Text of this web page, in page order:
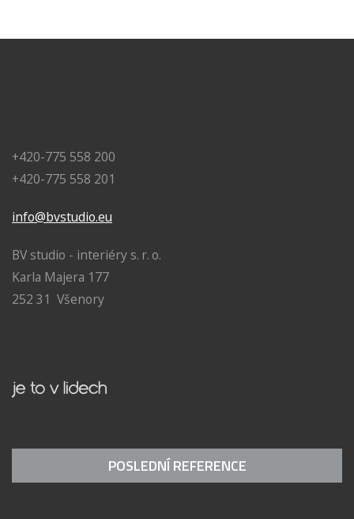
+420-775 558 200
+420-775 558 201
info@bvstudio.eu
BV studio - interiéry s. r. o.
Karla Majera 177
252 31 Všenory
POSLEDNÍ REFERENCE